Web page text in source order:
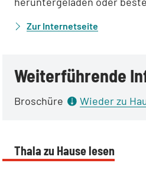
Zur Internetseite
Weiterführende
Broschüre Wieder zu
Thala zu Hause lesen